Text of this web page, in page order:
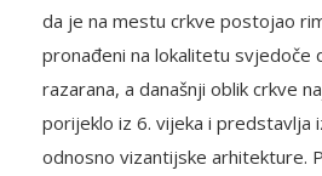
da je na mestu crkve postojao
pronađeni na lokalitetu svjedoče
razarana, a današnji oblik crkve
porijeklo iz 6. vijeka i predstavlja
odnosno vizantijske arhitekture.